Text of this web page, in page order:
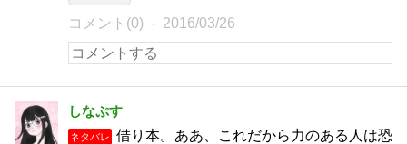
コメント(0) 2016/03/26
しなぷす
ネタバレ
借り本。ああ、これだから力のある人は恐